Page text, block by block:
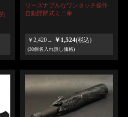
リーズナブルなワンタッチ操作
自動開閉式ミニ傘
￥2,420→ ￥1,524(税込)
(30個名入れ無し価格)